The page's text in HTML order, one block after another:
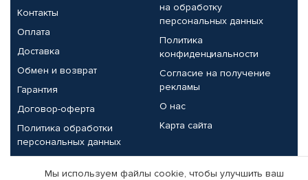
Контакты
Оплата
Доставка
Обмен и возврат
Гарантия
Договор-оферта
Политика обработки
персональных данных
на обработку
персональных данных
Политика
конфиденциальности
Согласие на получение
рекламы
О нас
Карта сайта
Партнерам
Мы используем файлы cookie, чтобы улучшить ваш